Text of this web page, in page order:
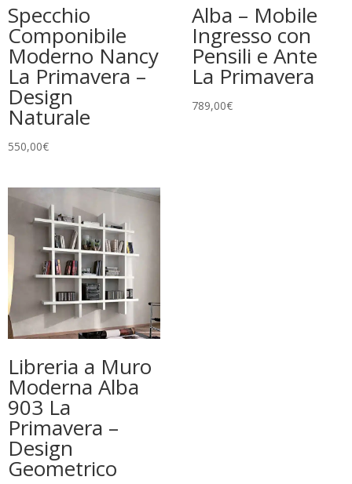
Specchio
Componibile
Moderno Nancy
La Primavera –
Design
Naturale
550,00€
Alba – Mobile
Ingresso con
Pensili e Ante
La Primavera
789,00€
Libreria a Muro
Moderna Alba
903 La
Primavera –
Design
Geometrico